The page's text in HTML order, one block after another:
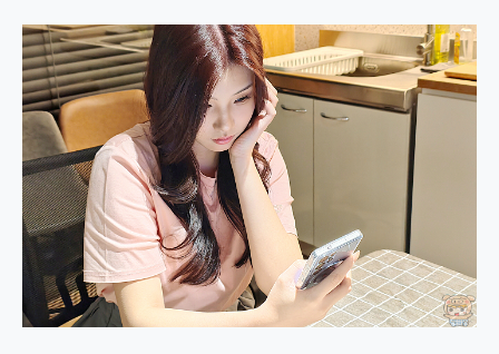
小體積 40000mAh 超大容量 一次充5個設備 充好充滿 CUKTECH 酷態科 300W 微型充電站 開箱 評測
97.3% 恢復率，資料救援就是這麼簡單 EaseUS Data Recovery Wizard Free 18.0.0 業界最好的資料救援軟體
磁碟系統大風吹 有了 磁碟管理程式 EaseUS Partition Master 就是這麼簡單
全新 SONY Xperia 1 VI 開箱! 相機實測! 長焦覆蓋更遠更清晰、2日長續航、頂尖影音娛樂效能~
Xiaomi 14 Ultra 開箱 評測~ 有深度的 Leica 影像旗艦手機! 加碼小旗艦 Xiaomi 14 開箱 評測
vivo TWS 3e 真無線藍牙耳機智慧降噪升級、音質明亮溫潤，並支援雙設備連接~
MSI Claw 掌機專屬配件包 來囉 完美保護 MSI Claw A1M-026TW 電競掌機
多個願望一次滿足 超強散熱 微星 MSI Claw A1M-026TW 電競掌機 開箱 評測
一吸完美對位 擁有超強吸力與超好用的隱磁支架 O-ONE MAG 最會吸的行動電源 開箱 評測
OPPO 哈蘇 300mm 專業增距鏡實測：Find X9 Ultra 光學長焦隨手拍，紀錄生活就是這麼簡單
Motorola edge 70 pro 及 moto g37 power上市，登錄在送飛利浦氣炸鍋
近八千元的 Soundcore Liberty 5 Pro Max，有螢幕的耳機會是智商稅嗎?